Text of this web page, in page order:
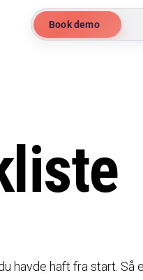
Book demo
havde haft fra start. Så